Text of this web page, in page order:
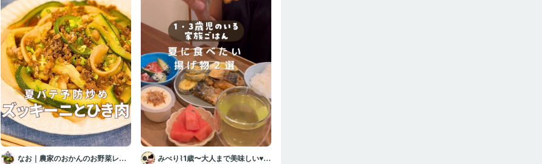
⚪︎工程少なめ簡単レシピが知りたい
⚪︎失敗しない！家族に褒められたい♪
⚪︎いい感じに手を抜いて✌️自分時間を作りたい！
そんなあなたを応援するレシピを発信しています🍳
わからないことがあれば気軽にコメントやDMください😊
#子どもごはん#野菜嫌い#ズッキーニ #簡単おかず#おつまみ#野菜の
おかず#親子ごはんの悩みサポート#時短料理
なお｜農家のおかんのお野菜レシ
みぺり⌇1歳〜大人まで美味しい♥